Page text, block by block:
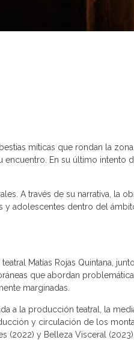
míticas que rondan la
encuentro. En su último intento
A través de su narrativa, la
y adolescentes dentro del
Matías Rojas Quintana,
que abordan
marginadas.
a la producción teatral, la
y circulación de los
(2022) y Belleza Visceral